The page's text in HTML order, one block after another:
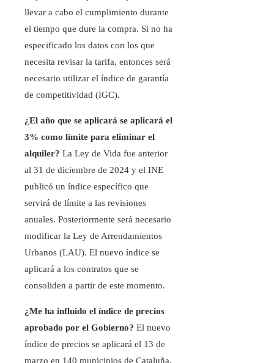
llevar a cabo el cumplimiento durante
el tiempo que dure la compra. Si no ha
especificado los datos con los que
necesita revisar la tarifa, entonces será
necesario utilizar el índice de garantía
de competitividad (IGC).
¿El año que se aplicará se aplicará el
3% como límite para eliminar el
alquiler? La Ley de Vida fue anterior
al 31 de diciembre de 2024 y el INE
publicó un índice específico que
servirá de límite a las revisiones
anuales. Posteriormente será necesario
modificar la Ley de Arrendamientos
Urbanos (LAU). El nuevo índice se
aplicará a los contratos que se
consoliden a partir de este momento.
¿Me ha influido el índice de precios
aprobado por el Gobierno? El nuevo
índice de precios se aplicará el 13 de
marzo en 140 municipios de Cataluña.